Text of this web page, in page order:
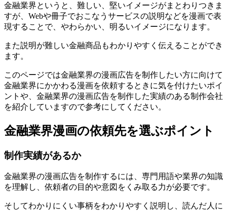
金融業界というと、難しい、堅いイメージがまとわりつきま
すが、Webや冊子でおこなうサービスの説明などを漫画で表
現することで、やわらかい、明るいイメージになります。
また説明が難しい金融商品もわかりやすく伝えることができ
ます。
このページでは金融業界の漫画広告を制作したい方に向けて
金融業界にかかわる漫画を依頼するときに気を付けたいポイ
ント や、 金融業界の漫画広告を制作した実績のある制作会社
を紹介 していますので参考にしてください。
金融業界漫画の依頼先を選ぶポイント
制作実績があるか
金融業界の漫画広告を制作するには、専門用語や業界の知識
を理解し、依頼者の目的や意図をくみ取る力が必要です。
そしてわかりにくい事柄をわかりやすく説明し、読んだ人に